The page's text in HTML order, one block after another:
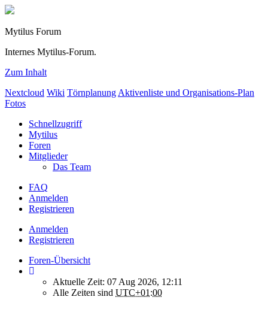
Mytilus Forum
Internes Mytilus-Forum.
Zum Inhalt
Nextcloud Wiki Törnplanung Aktivenliste und Organisations-Plan
Fotos
Schnellzugriff
Mytilus
Foren
Mitglieder
Das Team
FAQ
Anmelden
Registrieren
Anmelden
Registrieren
Foren-Übersicht
Aktuelle Zeit: 07 Aug 2026, 12:11
Alle Zeiten sind UTC+01:00